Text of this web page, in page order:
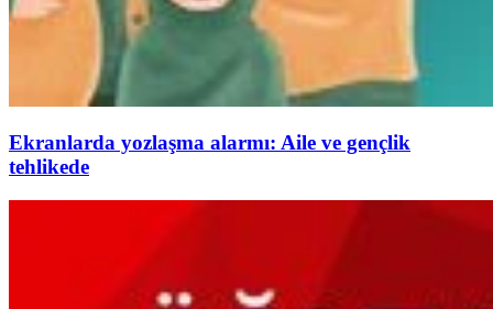
Ekranlarda yozlaşma alarmı: Aile ve gençlik
tehlikede